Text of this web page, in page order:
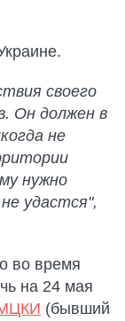
своего
Он должен в
не
нужно
удастся",
во время
на 24 мая
МЦКИ (бывший